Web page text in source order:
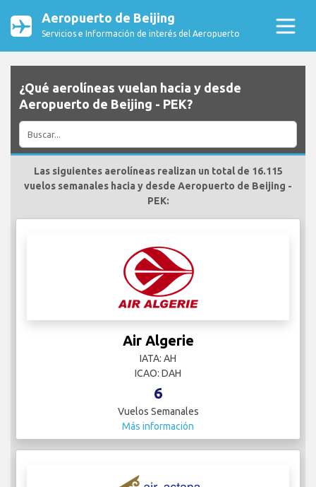
Aeropuerto de Beijing
Servicios e Información de interés del Aeropuerto
¿Qué aerolíneas vuelan hacia y desde
Aeropuerto de Beijing - PEK?
Las siguientes aerolíneas realizan un total de 16.115
vuelos semanales hacia y desde Aeropuerto de Beijing -
PEK:
Air Algerie
IATA: AH
ICAO: DAH
6
Vuelos Semanales
Más información